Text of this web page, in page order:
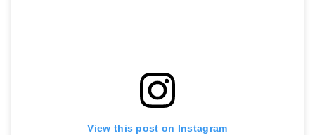
View this post on Instagram